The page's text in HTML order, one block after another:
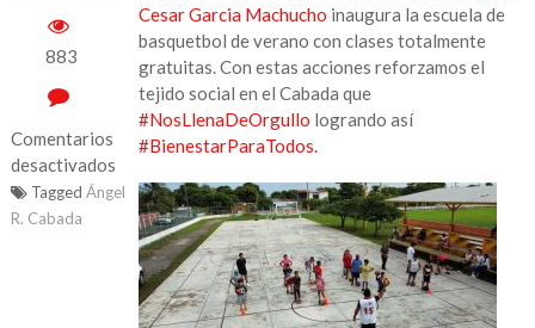
883
Comentarios
desactivados
en
Inauguran
Cesar Garcia Machucho inaugura la escuela de
basquetbol de verano con clases totalmente
gratuitas. Con estas acciones reforzamos el
tejido social en el Cabada que
#NosLlenaDeOrgullo logrando así
#BienestarParaTodos.
Tagged Ángel
R. Cabada